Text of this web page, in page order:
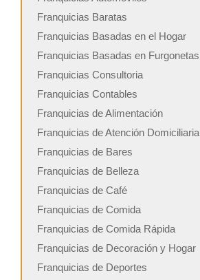
Franquicias Baratas
Franquicias Basadas en el Hogar
Franquicias Basadas en Furgonetas
Franquicias Consultoria
Franquicias Contables
Franquicias de Alimentación
Franquicias de Atención Domiciliaria
Franquicias de Bares
Franquicias de Belleza
Franquicias de Café
Franquicias de Comida
Franquicias de Comida Rápida
Franquicias de Decoración y Hogar
Franquicias de Deportes